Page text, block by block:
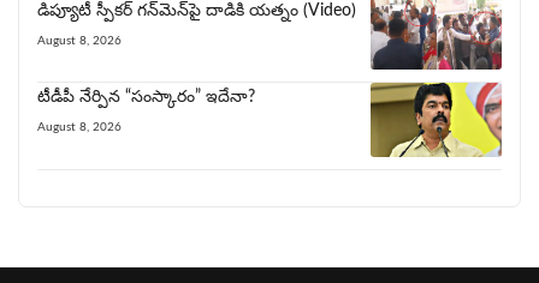
డిప్యూటీ స్పీకర్ గన్‌మెన్‌పై దాడికి య‌త్నం (Video)
August 8, 2026
టీడీపీ నేర్పిన‌ “సంస్కారం” ఇదేనా?
August 8, 2026